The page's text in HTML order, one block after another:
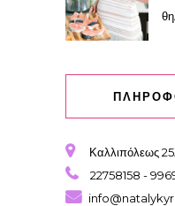
Καλλιπόλεως
22758158 -